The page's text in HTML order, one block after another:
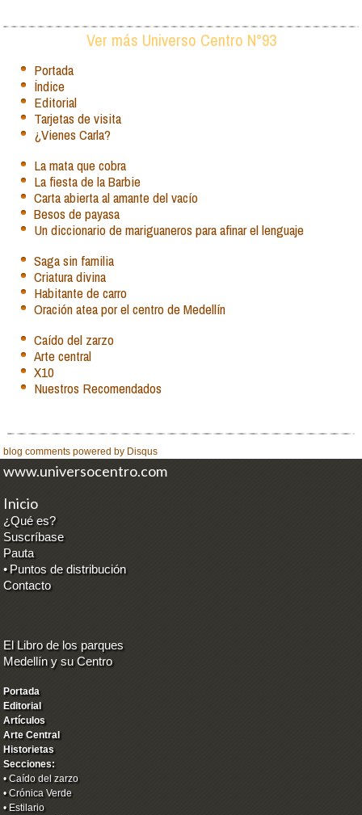
Ver más Universo Centro N°93
Portada
Índice
Editorial
Tarjetas de visita
¿Vienes Carla?
La mata que cobra
La fiesta de la Barbie
Carta abierta al amante del vacío
Besos de payasa
Un diccionario de mariguaneros para afinar el lenguaje
Saga sin familia
Criatura divina
Habitante de carro
Oración atea por el centro de Medellín
Caído del zarzo
Arte central
X10
Nuestros Recomendados
blog comments powered by Disqus
www.universocentro.com
Inicio
¿Qué es?
Suscríbase
Pauta
• Puntos de distribución
Contacto
El Libro de los parques
Medellín y su Centro
Portada
Editorial
Artículos
Arte Central
Historietas
Secciones:
•Caído del zarzo
•Crónica Verde
• Estilario